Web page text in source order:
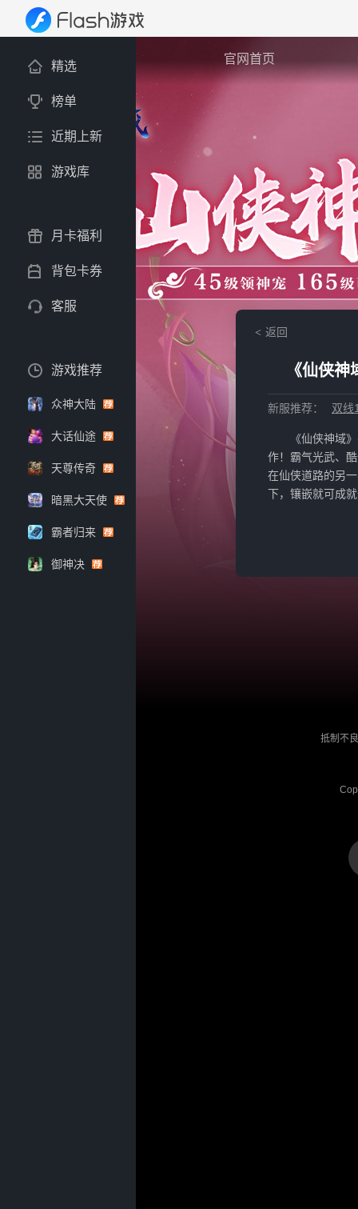
官网首页
返回
《仙侠
新服推荐： 双线
《仙侠神域
作！霸气光武、
在仙侠道路的另
下，镶嵌就可成
精选
榜单
近期上新
游戏库
月卡福利
背包卡券
客服
游戏推荐
众神大陆
大话仙途
天尊传奇
暗黑大天使
霸者归来
御神决
抵制不